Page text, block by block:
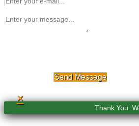
Send Message
×
Thank You.